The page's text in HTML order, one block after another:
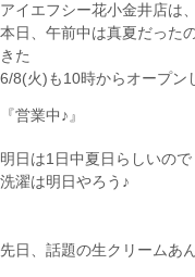
アイエフシー花小金井店は、
本日、午前中は真夏だった
きた
6/8(火)も10時からオープン
『営業中♪』
明日は1日中夏日らしいので
洗濯は明日やろう♪
先日、話題の生クリームあ